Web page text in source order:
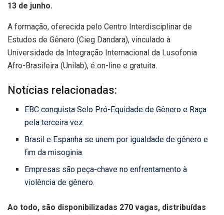
13 de junho.
A formação, oferecida pelo Centro Interdisciplinar de
Estudos de Gênero (Cieg Dandara), vinculado à
Universidade da Integração Internacional da Lusofonia
Afro-Brasileira (Unilab), é on-line e gratuita.
Notícias relacionadas:
EBC conquista Selo Pró-Equidade de Gênero e Raça
pela terceira vez.
Brasil e Espanha se unem por igualdade de gênero e
fim da misoginia.
Empresas são peça-chave no enfrentamento à
violência de gênero.
Ao todo, são disponibilizadas 270 vagas, distribuídas